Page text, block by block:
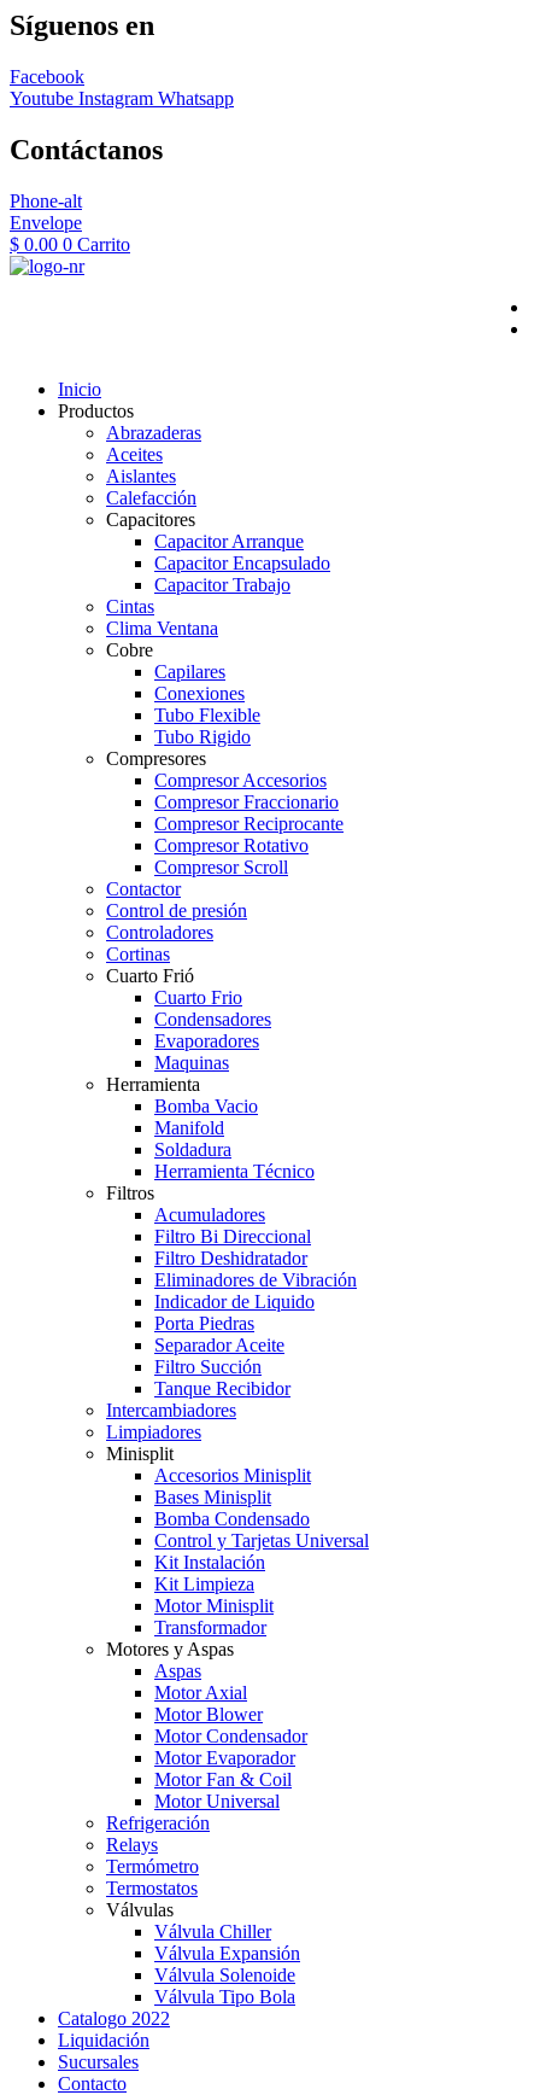
Síguenos en
Facebook
Youtube Instagram Whatsapp
Contáctanos
Phone-alt
Envelope
$ 0.00 0 Carrito
Inicio
Productos
Abrazaderas
Aceites
Aislantes
Calefacción
Capacitores
Capacitor Arranque
Capacitor Encapsulado
Capacitor Trabajo
Cintas
Clima Ventana
Cobre
Capilares
Conexiones
Tubo Flexible
Tubo Rigido
Compresores
Compresor Accesorios
Compresor Fraccionario
Compresor Reciprocante
Compresor Rotativo
Compresor Scroll
Contactor
Control de presión
Controladores
Cortinas
Cuarto Frió
Cuarto Frio
Condensadores
Evaporadores
Maquinas
Herramienta
Bomba Vacio
Manifold
Soldadura
Herramienta Técnico
Filtros
Acumuladores
Filtro Bi Direccional
Filtro Deshidratador
Eliminadores de Vibración
Indicador de Liquido
Porta Piedras
Separador Aceite
Filtro Succión
Tanque Recibidor
Intercambiadores
Limpiadores
Minisplit
Accesorios Minisplit
Bases Minisplit
Bomba Condensado
Control y Tarjetas Universal
Kit Instalación
Kit Limpieza
Motor Minisplit
Transformador
Motores y Aspas
Aspas
Motor Axial
Motor Blower
Motor Condensador
Motor Evaporador
Motor Fan & Coil
Motor Universal
Refrigeración
Relays
Termómetro
Termostatos
Válvulas
Válvula Chiller
Válvula Expansión
Válvula Solenoide
Válvula Tipo Bola
Catalogo 2022
Liquidación
Sucursales
Contacto